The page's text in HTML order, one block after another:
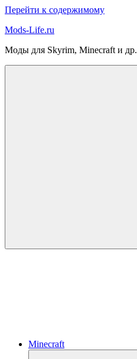
Перейти к содержимому
Mods-Life.ru
Моды для Skyrim, Minecraft и др.
Minecraft